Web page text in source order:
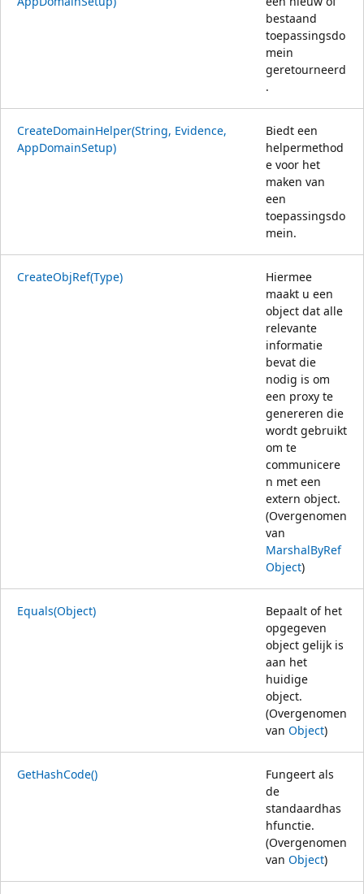
bestaand
toepassingsdo
mein
geretourneerd
.
CreateDomainHelper(String, Evidence,
AppDomainSetup)
Biedt een
helpermethod
e voor het
maken van
een
toepassingsdo
mein.
CreateObjRef(Type)
Hiermee
maakt u een
object dat alle
relevante
informatie
bevat die
nodig is om
een proxy te
genereren die
wordt gebruikt
om te
communicere
n met een
extern object.
(Overgenomen
van
MarshalByRef
Object)
Equals(Object)
Bepaalt of het
opgegeven
object gelijk is
aan het
huidige
object.
(Overgenomen
van Object)
GetHashCode()
Fungeert als
de
standaardhas
hfunctie.
(Overgenomen
van Object)